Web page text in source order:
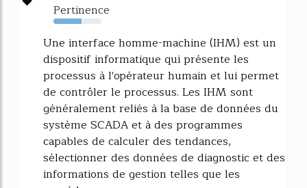
Pertinence
59%
Une interface homme-machine (IHM) est un
dispositif informatique qui présente les
processus à l'opérateur humain et lui permet
de contrôler le processus. Les IHM sont
généralement reliés à la base de données du
système SCADA et à des programmes
capables de calculer des tendances,
sélectionner des données de diagnostic et des
informations de gestion telles que les